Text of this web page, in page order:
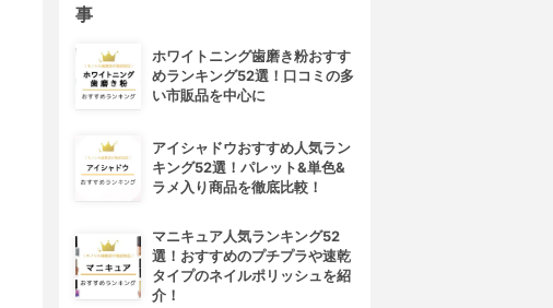
事
ホワイトニング歯磨き粉おすす
めランキング52選！口コミの多
い市販品を中心に
アイシャドウおすすめ人気ラン
キング52選！パレット&単色&
ラメ入り商品を徹底比較！
マニキュア人気ランキング52
選！おすすめのプチプラや速乾
タイプのネイルポリッシュを紹
介！